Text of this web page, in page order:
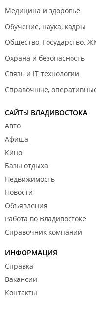
Медицина и здоровье
Обучение, наука, кадры
Общество, Государство,
Охрана и безопасность
Связь и IT технологии
Справочные,
САЙТЫ ВЛАДИВОСТОКА
Авто
Афиша
Кино
Базы отдыха
Недвижимость
Новости
Объявления
Работа во Владивостоке
Справочник компаний
ИНФОРМАЦИЯ
Справка
Вакансии
Контакты